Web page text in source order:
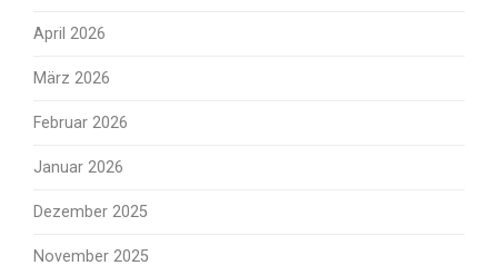
April 2026
März 2026
Februar 2026
Januar 2026
Dezember 2025
November 2025